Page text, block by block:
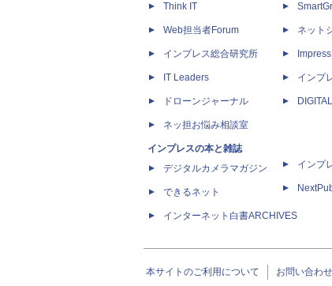
Think IT
Web担当者Forum
インプレス総合研究所
IT Leaders
ドローンジャーナル
ネッ担お悩み相談室
インプレスの本と雑誌
デジタルカメラマガジン
できるネット
インターネット白書ARCHIVES
ネット
インプ
インプ
本サイトのご利用について お問い合わせ